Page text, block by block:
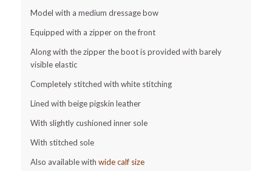
Model with a medium dressage bow
Equipped with a zipper on the front
Along with the zipper the boot is provided with barely
visible elastic
Completely stitched with white stitching
Lined with beige pigskin leather
With slightly cushioned inner sole
With stitched sole
Also available with wide calf size